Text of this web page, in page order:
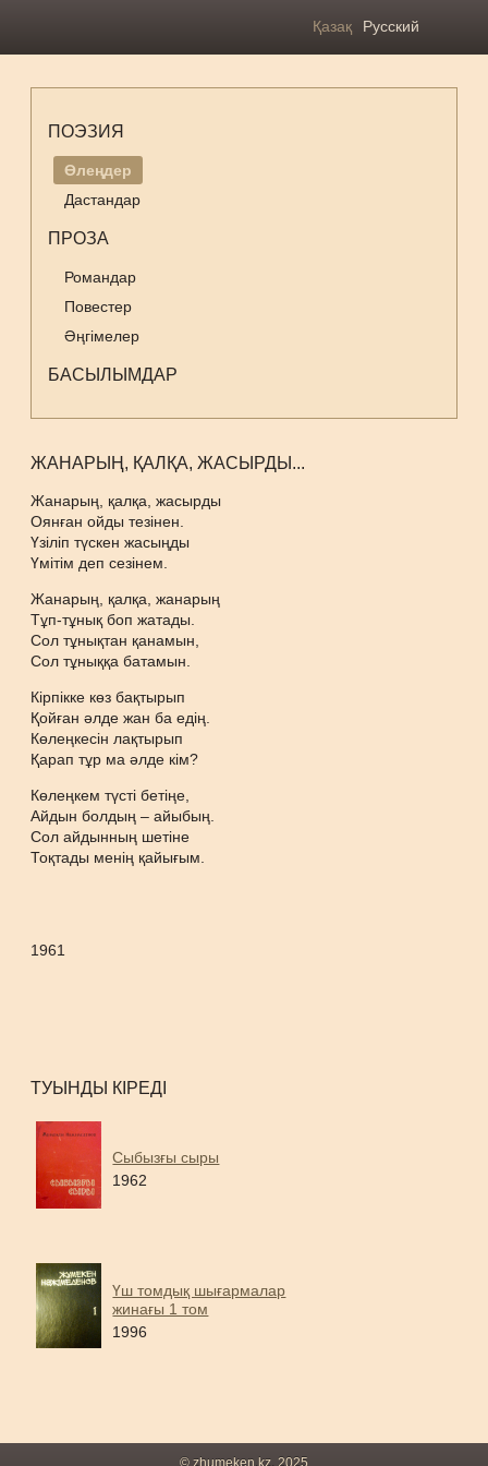
Қазақ Русский
ПОЭЗИЯ
Өлеңдер
Дастандар
ПРОЗА
Романдар
Повестер
Әңгімелер
БАСЫЛЫМДАР
ЖАНАРЫҢ, ҚАЛҚА, ЖАСЫРДЫ...
Жанарың, қалқа, жасырды
Оянған ойды тезінен.
Үзіліп түскен жасыңды
Үмітім деп сезінем.
Жанарың, қалқа, жанарың
Тұп-тұнық боп жатады.
Сол тұнықтан қанамын,
Сол тұныққа батамын.
Кірпікке көз бақтырып
Қойған әлде жан ба едің.
Көлеңкесін лақтырып
Қарап тұр ма әлде кім?
Көлеңкем түсті бетіңе,
Айдын болдың – айыбың.
Сол айдынның шетіне
Тоқтады менің қайығым.
1961
ТУЫНДЫ КІРЕДІ
Сыбызғы сыры
1962
Үш томдық шығармалар
жинағы 1 том
1996
© zhumeken.kz, 2025